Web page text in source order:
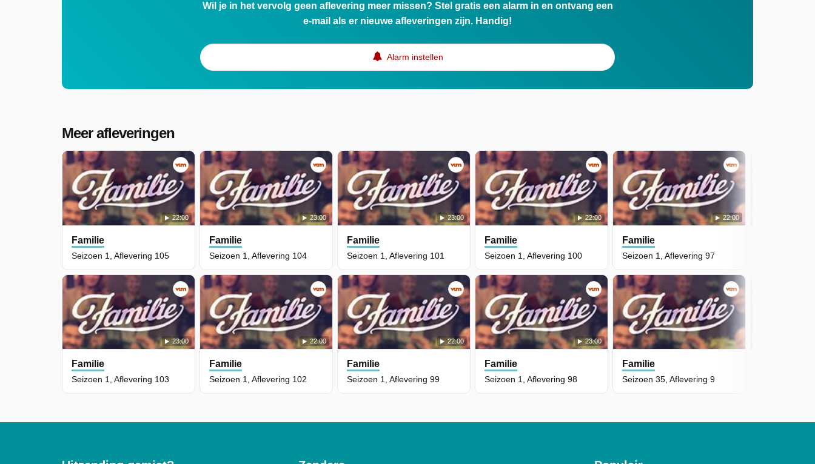
Wil je in het vervolg geen aflevering meer missen? Stel gratis een alarm in en ontvang een
e-mail als er nieuwe afleveringen zijn. Handig!
Alarm instellen
Meer afleveringen
22:00
Familie
Seizoen 1, Aflevering 105
23:00
Familie
Seizoen 1, Aflevering 104
23:00
Familie
Seizoen 1, Aflevering 103
22:00
Familie
Seizoen 1, Aflevering 102
23:00
Familie
Seizoen 1, Aflevering 101
22:00
Familie
Seizoen 1, Aflevering 100
22:00
Familie
Seizoen 1, Aflevering 99
23:00
Familie
Seizoen 1, Aflevering 98
22:00
Familie
Seizoen 1, Aflevering 97
Familie
Seizoen 35, Aflevering 9